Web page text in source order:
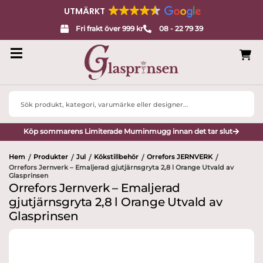
UTMÄRKT
Fri frakt över 999 kr 08 - 22 79 39
Search
Köp sommarens Limiterade Muminmugg innan det tar slut
Hem / Produkter / Jul / Kökstillbehör / Orrefors JERNVERK /
Orrefors Jernverk – Emaljerad gjutjärnsgryta 2,8 l Orange Utvald av
Glasprinsen
Orrefors Jernverk – Emaljerad
gjutjärnsgryta 2,8 l Orange Utvald av
Glasprinsen